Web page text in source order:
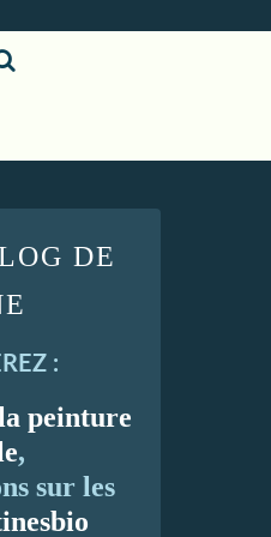
DE
:
peinture
,
sur les